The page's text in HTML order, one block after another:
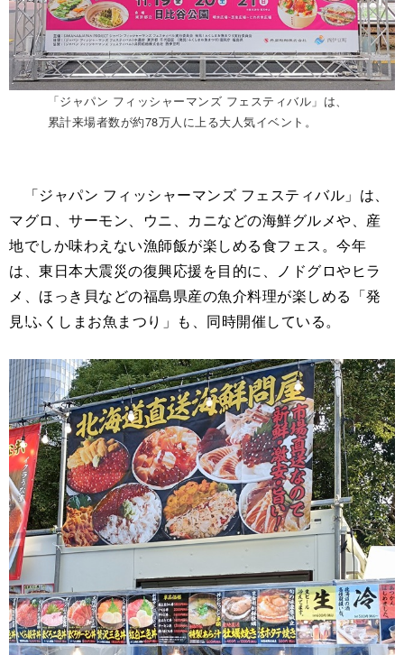
「ジャパン フィッシャーマンズ フェスティバル」は、
累計来場者数が約78万人に上る大人気イベント。
「ジャパン フィッシャーマンズ フェスティバル」は、
マグロ、サーモン、ウニ、カニなどの海鮮グルメや、産
地でしか味わえない漁師飯が楽しめる食フェス。今年
は、東日本大震災の復興応援を目的に、ノドグロやヒラ
メ、ほっき貝などの福島県産の魚介料理が楽しめる「発
見!ふくしまお魚まつり」も、同時開催している。